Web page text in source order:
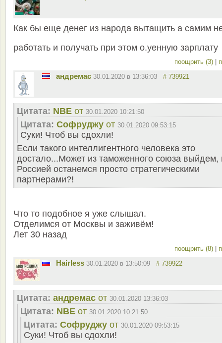
Как бы еще денег из народа вытащить а самим
работать и получать при этом о.уенную зарплату
поощрить (3)
андремас 30.01.2020 в 13:36:03 # 739921
Цитата: NBE от 30.01.2020 10:21:50
Цитата: Софруджу от 30.01.2020 09:53:15
Суки! Чтоб вы сдохли!
Если такого интеллигентного человека это
достало...Может из таможенного союза выйдем,
Россией останемся просто стратегическими
партнерами?!
Что то подобное я уже слышал.
Отделимся от Москвы и заживём!
Лет 30 назад
поощрить (8)
Hairless 30.01.2020 в 13:50:09 # 739922
Цитата: андремас от 30.01.2020 13:36:03
Цитата: NBE от 30.01.2020 10:21:50
Цитата: Софруджу от 30.01.2020 09:53:15
Суки! Чтоб вы сдохли!